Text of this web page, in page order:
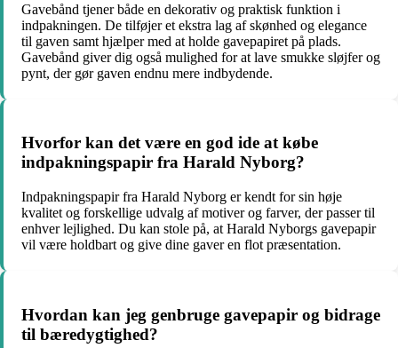
Gavebånd tjener både en dekorativ og praktisk funktion i
indpakningen. De tilføjer et ekstra lag af skønhed og elegance
til gaven samt hjælper med at holde gavepapiret på plads.
Gavebånd giver dig også mulighed for at lave smukke sløjfer og
pynt, der gør gaven endnu mere indbydende.
Hvorfor kan det være en god ide at købe
indpakningspapir fra Harald Nyborg?
Indpakningspapir fra Harald Nyborg er kendt for sin høje
kvalitet og forskellige udvalg af motiver og farver, der passer til
enhver lejlighed. Du kan stole på, at Harald Nyborgs gavepapir
vil være holdbart og give dine gaver en flot præsentation.
Hvordan kan jeg genbruge gavepapir og bidrage
til bæredygtighed?